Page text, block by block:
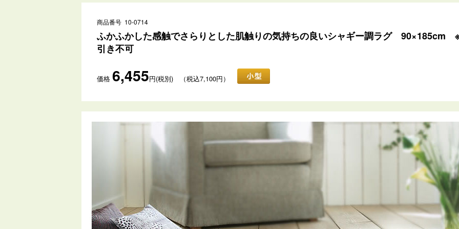
商品番号 10-0714
ふかふかした感触でさらりとした肌触りの気持ちの良いシャギー調ラグ 90×185cm
引き不可
価格 6,455円(税別) （税込7,100円）